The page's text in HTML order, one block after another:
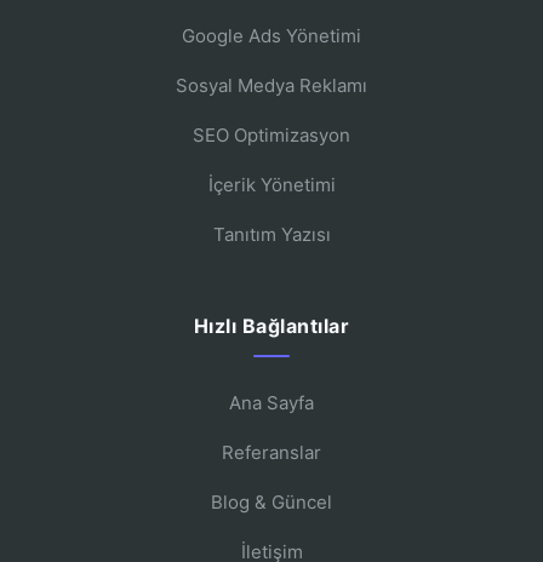
Google Ads Yönetimi
Sosyal Medya Reklamı
SEO Optimizasyon
İçerik Yönetimi
Tanıtım Yazısı
Hızlı Bağlantılar
Ana Sayfa
Referanslar
Blog & Güncel
İletişim